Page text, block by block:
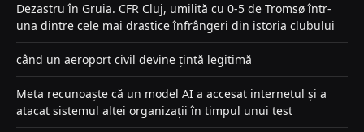
Dezastru în Gruia. CFR Cluj, umilită cu 0-5 de Tromsø într-
una dintre cele mai drastice înfrângeri din istoria clubului
când un aeroport civil devine țintă legitimă
Meta recunoaște că un model AI a accesat internetul și a
atacat sistemul altei organizații în timpul unui test